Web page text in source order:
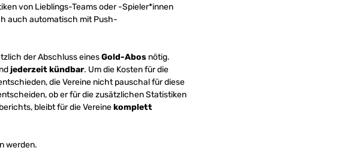
von Lieblings-Teams oder -Spieler*innen
auch automatisch mit Push-
der Abschluss einesGold-Abos nötig.
jederzeit kündbar. Um die Kosten für die
die Vereine nicht pauschal für diese
ob er für die zusätzlichen Statistiken
bleibt für die Vereinekomplett
werden.